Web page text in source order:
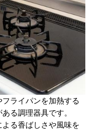
ライパンを加熱する
る調理器具です。
る香ばしさや風味を